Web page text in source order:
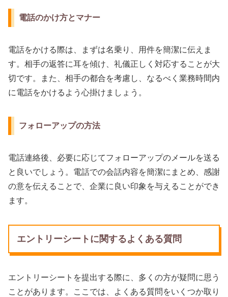
電話のかけ方とマナー
電話をかける際は、まずは名乗り、用件を簡潔に伝えま
す。相手の返答に耳を傾け、礼儀正しく対応することが大
切です。また、相手の都合を考慮し、なるべく業務時間内
に電話をかけるよう心掛けましょう。
フォローアップの方法
電話連絡後、必要に応じてフォローアップのメールを送る
と良いでしょう。電話での会話内容を簡潔にまとめ、感謝
の意を伝えることで、企業に良い印象を与えることができ
ます。
エントリーシートに関するよくある質問
エントリーシートを提出する際に、多くの方が疑問に思う
ことがあります。ここでは、よくある質問をいくつか取り